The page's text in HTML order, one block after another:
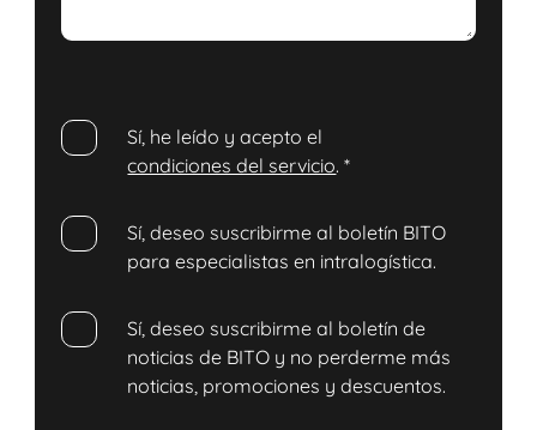
Sí, he leído y acepto el
condiciones del servicio.*
Sí, deseo suscribirme al boletín BITO
para especialistas en intralogística.
Sí, deseo suscribirme al boletín de
noticias de BITO y no perderme más
noticias, promociones y descuentos.